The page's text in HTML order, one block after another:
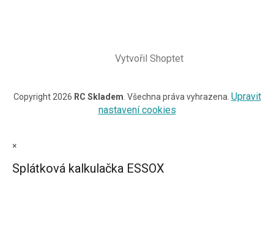
Vytvořil Shoptet
Copyright 2026 RC Skladem . Všechna práva vyhrazena. Upravit
nastavení cookies
×
Splátková kalkulačka ESSOX